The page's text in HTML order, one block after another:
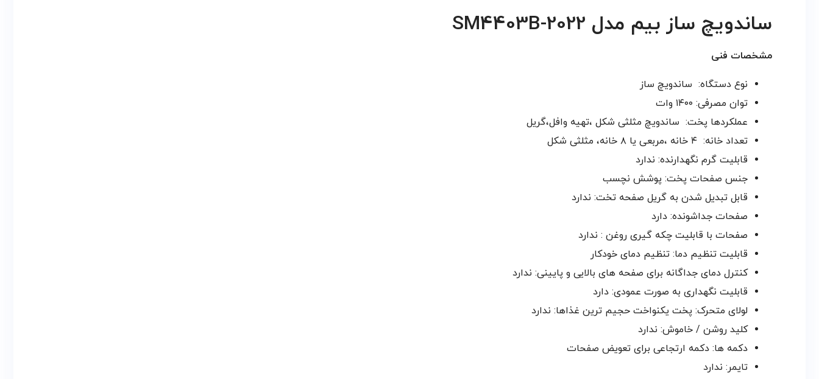
ساندویچ ساز بیم مدل SM4403B-2022
مشخصات فنی
نوع دستگاه: ساندویچ ساز
توان مصرفی: ۱۴۰۰ وات
عملکردها پخت: ساندویچ مثلثی شکل ،تهیه وافل،گریل
تعداد خانه: ۴ خانه ،مربعی یا ۸ خانه، مثلثی شکل
قابلیت گرم نگهدارنده: ندارد
جنس صفحات پخت: پوشش نچسب
قابل تبدیل شدن به گریل صفحه تخت: ندارد
صفحات جداشونده: دارد
صفحات با قابلیت چکه گیری روغن : ندارد
قابلیت تنظیم دما: تنظیم دمای خودکار
کنترل دمای جداگانه برای صفحه های بالایی و پایینی: ندارد
قابلیت نگهداری به صورت عمودی: دارد
لولای متحرک: پخت یکنواخت حجیم ترین غذاها: ندارد
کلید روشن / خاموش: ندارد
دکمه ها: دکمه ارتجاعی برای تعویض صفحات
تایمر: ندارد